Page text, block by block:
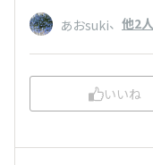
あおsuki、 他2人
いいね